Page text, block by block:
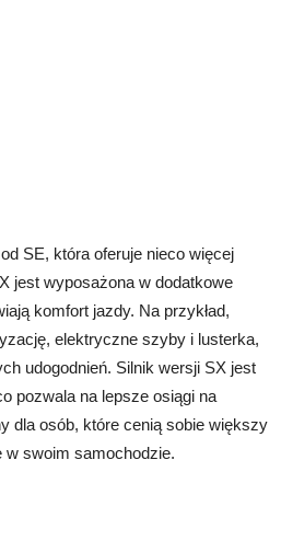
SE, która oferuje nieco więcej
jest wyposażona w dodatkowe
komfort jazdy. Na przykład,
elektryczne szyby i lusterka,
udogodnień. Silnik wersji SX jest
pozwala na lepsze osiągi na
dla osób, które cenią sobie większy
w swoim samochodzie.